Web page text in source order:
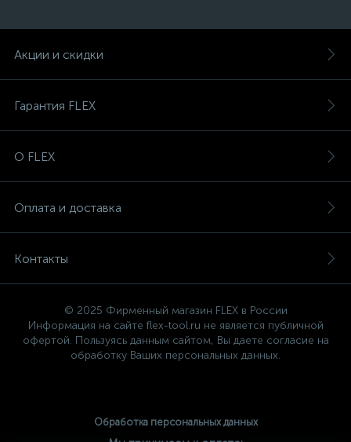
Акции и скидки
Гарантия FLEX
О FLEX
Оплата и доставка
Контакты
© 2025 Фирменный магазин FLEX в России
Информация на сайте flex-tool.ru не является публичной
офертой. Пользуясь данным сайтом, Вы даете согласие на
обработку Ваших персональных данных.
Обработка персональных данных